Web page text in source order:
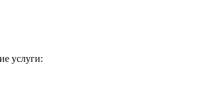
услуги: